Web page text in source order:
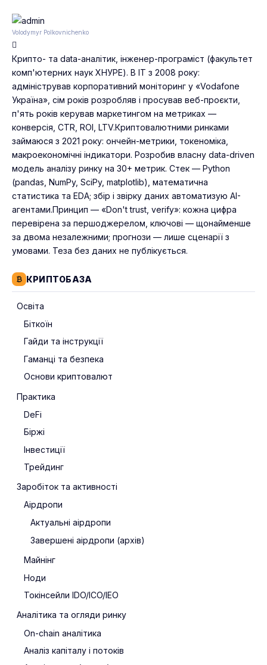
Volodymyr Polkovnichenko
Крипто- та data-аналітик, інженер-програміст (факультет
комп'ютерних наук ХНУРЕ). В IT з 2008 року:
адміністрував корпоративний моніторинг у «Vodafone
Україна», сім років розробляв і просував веб-проєкти,
п'ять років керував маркетингом на метриках —
конверсія, CTR, ROI, LTV.Криптовалютними ринками
займаюся з 2021 року: ончейн-метрики, токеноміка,
макроекономічні індикатори. Розробив власну data-driven
модель аналізу ринку на 30+ метрик. Стек — Python
(pandas, NumPy, SciPy, matplotlib), математична
статистика та EDA; збір і звірку даних автоматизую AI-
агентами.Принцип — «Don't trust, verify»: кожна цифра
перевірена за першоджерелом, ключові — щонайменше
за двома незалежними; прогнози — лише сценарії з
умовами. Теза без даних не публікується.
КРИПТОБАЗА
Освіта
Біткоїн
Гайди та інструкції
Гаманці та безпека
Основи криптовалют
Практика
DeFi
Біржі
Інвестиції
Трейдинг
Заробіток та активності
Аірдропи
Актуальні аірдропи
Завершені аірдропи (архів)
Майнінг
Ноди
Токінсейли IDO/ICO/IEO
Аналітика та огляди ринку
On-chain аналітика
Аналіз капіталу і потоків